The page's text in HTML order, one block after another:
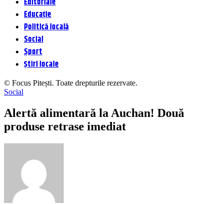
Educație
Politică locală
Social
Sport
Știri locale
© Focus Pitești. Toate drepturile rezervate.
Social
Alertă alimentară la Auchan! Două
produse retrase imediat